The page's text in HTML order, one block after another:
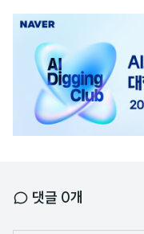
광
댓글 0개